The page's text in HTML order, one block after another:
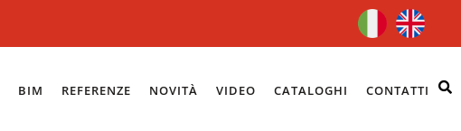
BIM REFERENZE NOVITÀ VIDEO CATALOGHI CONTATTI